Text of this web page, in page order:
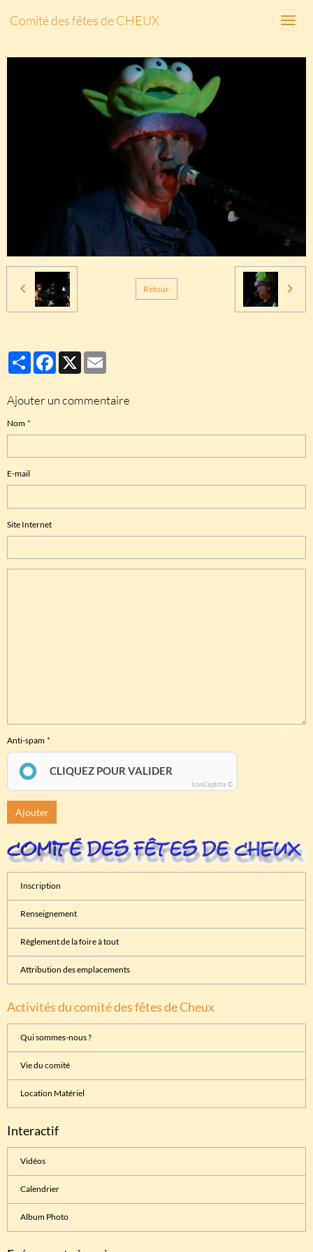
Comité des fêtes de CHEUX
Retour
PartagerFacebook
X
Ajouter un commentaire
Nom
E-mail
Site Internet
Anti-spam
CLIQUEZ POUR VALIDER
IconCaptcha ©
Ajouter
Inscription
Renseignement
Règlement de la foire à tout
Attribution des emplacements
Activités du comité des fêtes de Cheux
Qui sommes-nous ?
Vie du comité
Location Matériel
Interactif
Vidéos
Calendrier
Album Photo